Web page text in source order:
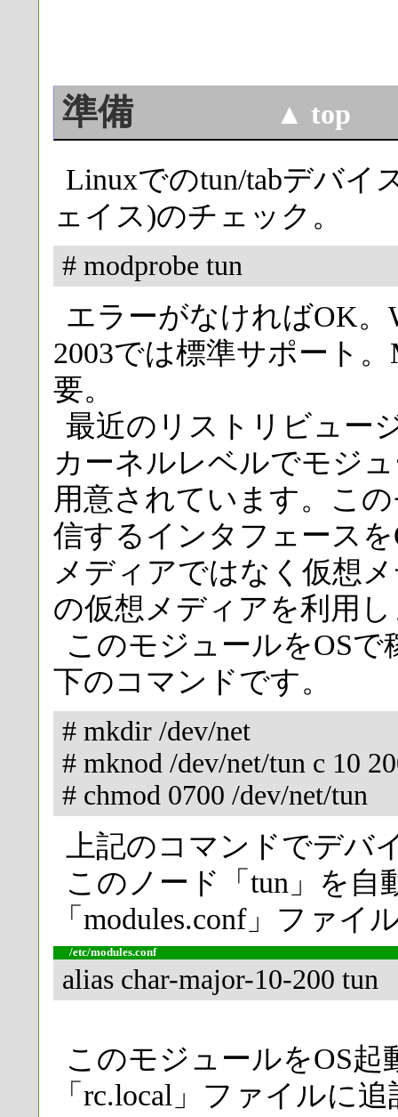
準備 ▲ top
Linuxでのtun/tabデバイ
ェイス)のチェック。
# modprobe tun
エラーがなければOK。
2003では標準サポート
要。
最近のリストリビュー
カーネルレベルでモジ
用意されています。こ
信するインタフェース
メディアではなく仮想
の仮想メディアを利用
このモジュールをOS
下のコマンドです。
# mkdir /dev/net
# mknod /dev/net/tun c 10
# chmod 0700 /dev/net/tun
上記のコマンドでデバ
このノード「tun」を
「modules.conf」ファ
/etc/modules.conf
alias char-major-10-200 tun
このモジュールをOS
「rc.local」ファイルに